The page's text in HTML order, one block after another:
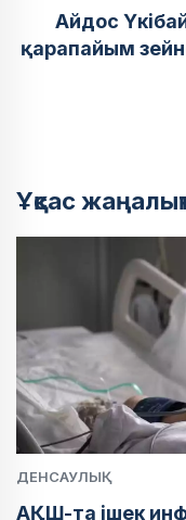
Айдос
қарапайым
Ұқсас
ДЕНСАУЛЫҚ
АҚШ-та ішек